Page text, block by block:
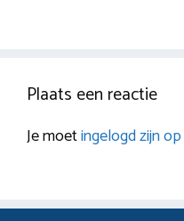
Plaats een reactie
Je moetingelogd zijn op